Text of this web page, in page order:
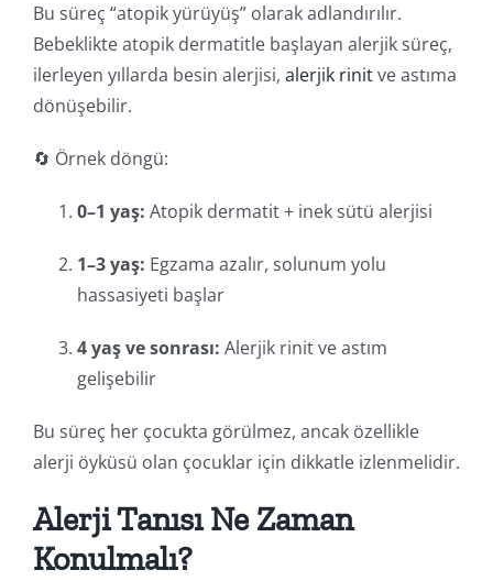
Bu süreç “atopik yürüyüş” olarak adlandırılır.
Bebeklikte atopik dermatitle başlayan alerjik süreç,
ilerleyen yıllarda besin alerjisi, alerjik rinitve astıma
dönüşebilir.
🔄 Örnek döngü:
0–1 yaş: Atopik dermatit + inek sütü alerjisi
1–3 yaş: Egzama azalır, solunum yolu
hassasiyeti başlar
4 yaş ve sonrası: Alerjik rinit ve astım
gelişebilir
Bu süreç her çocukta görülmez, ancak özellikle
alerji öyküsü olan çocuklar için dikkatle izlenmelidir.
Alerji Tanısı Ne Zaman
Konulmalı?